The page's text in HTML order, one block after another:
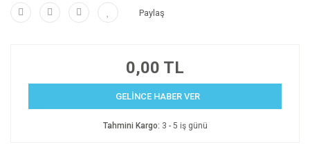
Paylaş
0,00 TL
GELİNCE HABER VER
Tahmini Kargo: 3 - 5 iş günü